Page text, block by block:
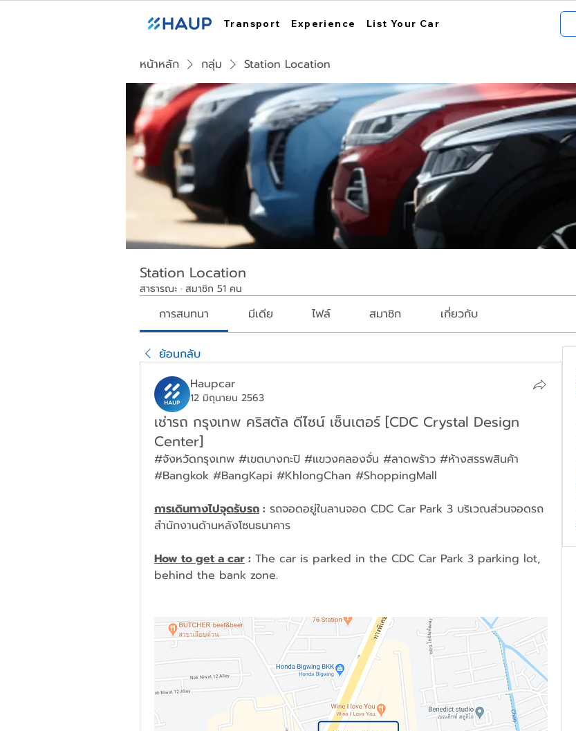
Transport Experience List Your Car
หน้าหลัก กลุ่ม Station Location
Station Location
สาธารณะ · สมาชิก 51 คน
การสนทนา มีเดีย ไฟล์ สมาชิก เกี่ยวกับ
ย้อนกลับ
Haupcar
12 มิถุนายน 2563
เช่ารถ กรุงเทพ คริสตัล ดีไซน์ เซ็นเตอร์ [CDC Crystal Design
Center]
#จังหวัดกรุงเทพ #เขตบางกะปิ #แขวงคลองจั่น #ลาดพร้าว #ห้างสรรพสินค้า
#Bangkok #BangKapi #KhlongChan #ShoppingMall
การเดินทางไปจุดรับรถ : รถจอดอยู่ในลานจอด CDC Car Park 3 บริเวณส่วนจอดรถ
สำนักงานด้านหลังโซนธนาคาร
How to get a car : The car is parked in the CDC Car Park 3 parking lot,
behind the bank zone.